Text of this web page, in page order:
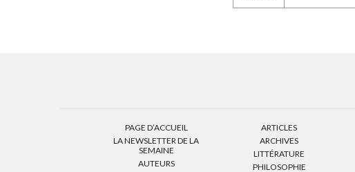
PAGE D’ACCUEIL
LA NEWSLETTER DE LA
SEMAINE
AUTEURS
ARTICLES
ARCHIVES
LITTÉRATURE
PHILOSOPHIE